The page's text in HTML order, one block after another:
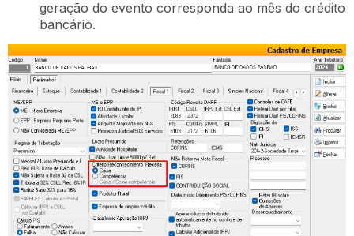
geração do evento corresponda ao mês do crédito
bancário.